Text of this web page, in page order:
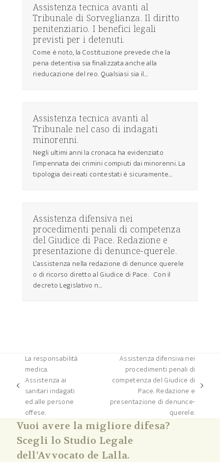
Assistenza tecnica avanti al
Tribunale di Sorveglianza. Il diritto
penitenziario. I benefici legali
previsti per i detenuti.
Come è noto, la Costituzione prevede che la
pena detentiva sia finalizzata anche alla
rieducazione del reo. Qualsiasi sia il…
Assistenza tecnica avanti al
Tribunale nel caso di indagati
minorenni.
Negli ultimi anni la cronaca ha evidenziato
l’impennata dei crimini compiuti dai minorenni. La
tipologia dei reati contestati è sicuramente…
Assistenza difensiva nei
procedimenti penali di competenza
del Giudice di Pace. Redazione e
presentazione di denunce-querele.
L’assistenza nella redazione di denunce querele
o di ricorso diretto al Giudice di Pace. Con il
decreto Legislativo n…
post
precedente:
La responsabilità
medica.
Assistenza ai
sanitari indagati
ed alle persone
offese.
successivo:
Assistenza difensiva nei
procedimenti penali di
competenza del Giudice di
Pace. Redazione e
presentazione di denunce-
querele.
Vuoi avere la migliore difesa?
Scegli lo Studio Legale
dell'Avvocato de Lalla.